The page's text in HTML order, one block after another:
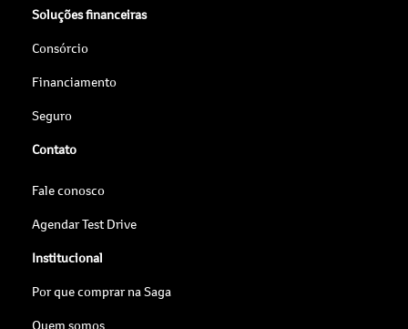
Soluções financeiras
Consórcio
Financiamento
Seguro
Contato
Fale conosco
Agendar Test Drive
Institucional
Por que comprar na Saga
Quem somos